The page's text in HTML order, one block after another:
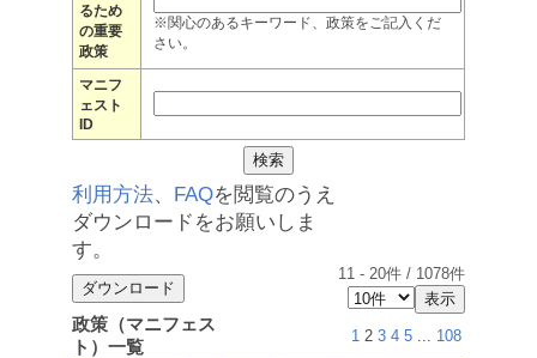
るため
の重要
政策
※関心のあるキーワード、政策をご記入くだ
さい。
マニフ
ェスト
ID
利用方法、 FAQを閲覧のうえ
ダウンロードをお願いしま
す。
11 - 20件 / 1078件
政策（マニフェス
ト）一覧
1 2 3 4 5 ... 108